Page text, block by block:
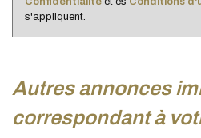
s'appliquent.
autres annonces immobilières
correspondant à